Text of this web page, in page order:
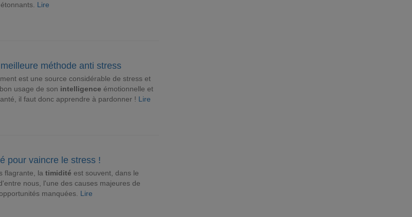
Lire
méthode anti stress
est une source considérable de stress et
usage de son intelligence émotionnelle et
il faut donc apprendre à pardonner ! Lire
pour vaincre le stress !
flagrante, la timidité est souvent, dans le
nous, l'une des causes majeures de
manquées. Lire